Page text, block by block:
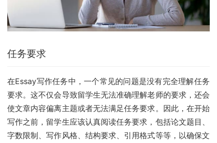
任务要求
在Essay写作任务中，一个常见的问题是没有完全理解任务
要求。这不仅会导致留学生无法准确理解老师的要求，还会
使文章内容偏离主题或者无法满足任务要求。因此，在开始
写作之前，留学生应该认真阅读任务要求，包括论文题目、
字数限制、写作风格、结构要求、引用格式等等，以确保文